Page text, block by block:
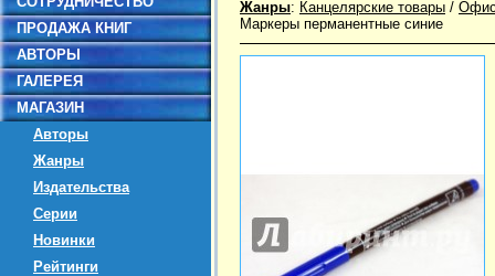
ПРОДАЖА КНИГ
АВТОРЫ
ГАЛЕРЕЯ
МАГАЗИН
Авторы
Жанры
Издательства
Серии
Новинки
Рейтинги
Жанры: Канцелярские товары /
Маркеры перманентные синие